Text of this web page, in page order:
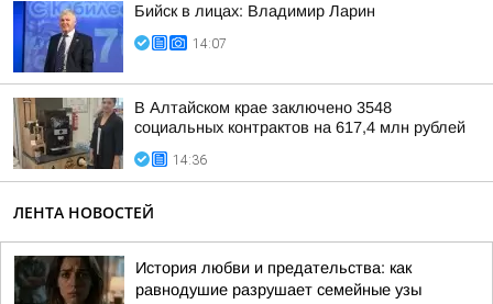
Бийск в лицах: Владимир Ларин
14:07
В Алтайском крае заключено 3548
социальных контрактов на 617,4 млн рублей
14:36
ЛЕНТА НОВОСТЕЙ
История любви и предательства: как
равнодушие разрушает семейные узы